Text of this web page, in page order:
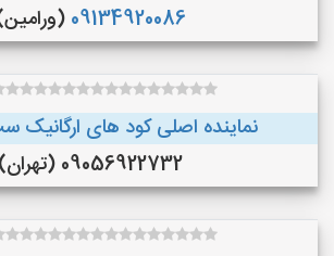
09134920086
نماینده اصلی کود های
09056922732 (تهران)